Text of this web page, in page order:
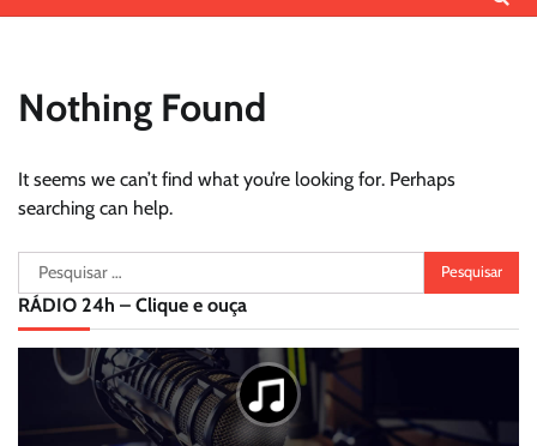
Nothing Found
It seems we can’t find what you’re looking for. Perhaps
searching can help.
Pesquisar
por:
RÁDIO 24h – Clique e ouça